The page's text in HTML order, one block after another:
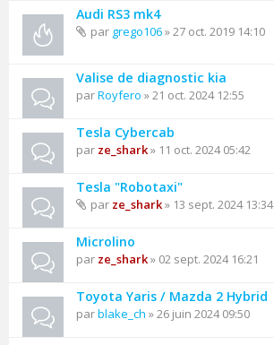
Audi RS3 mk4
par grego106» 27 oct. 2019 14:10
Valise de diagnostic kia
parRoyfero » 21 oct. 2024 12:55
Tesla Cybercab
par ze_shark» 11 oct. 2024 05:42
Tesla "Robotaxi"
par ze_shark» 13 sept. 2024 13:34
Microlino
par ze_shark» 02 sept. 2024 16:21
Toyota Yaris / Mazda 2 Hybrid
parblake_ch » 26 juin 2024 09:50